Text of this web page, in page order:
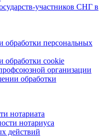
участников СНГ в
персональных
обработки cookie
организации
обработки
нотариата
нотариуса
действий